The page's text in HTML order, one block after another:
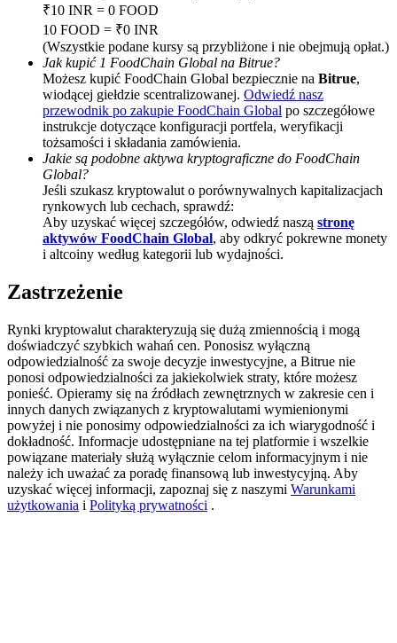
BTC Welcome Rewards
Deposit & Trade BTC to Share 25000 USDT prize pool!
Deposit CASHCAT & Win
Share 500000 CASHCAT prize pool
Exclusive for BitMart Users
Precious Metals Trading Carnival
Trade Gold & Silver · 33,333 USDT Bonus
USDT New User Exclusive 10% APR
₹10 INR = 0 FOOD
10 FOOD = ₹0 INR
(Wszystkie podane kursy są przybliżone i nie obejmują opłat.)
Jak kupić 1 FoodChain Global na Bitrue?
Możesz kupić FoodChain Global bezpiecznie na Bitrue,
wiodącej giełdzie scentralizowanej. Odwiedź nasz
przewodnik po zakupie FoodChain Global po szczegółowe
instrukcje dotyczące konfiguracji portfela, weryfikacji
tożsamości i składania zamówienia.
Jakie są podobne aktywa kryptograficzne do FoodChain
Global?
Jeśli szukasz kryptowalut o porównywalnych kapitalizacjach
rynkowych lub cechach, sprawdź:
Aby uzyskać więcej szczegółów, odwiedź naszą stronę
aktywów FoodChain Global, aby odkryć pokrewne monety
i altcoiny według kategorii lub wydajności.
Zastrzeżenie
Rynki kryptowalut charakteryzują się dużą zmiennością i mogą
doświadczyć szybkich wahań cen. Ponosisz wyłączną
odpowiedzialność za swoje decyzje inwestycyjne, a Bitrue nie
ponosi odpowiedzialności za jakiekolwiek straty, które możesz
ponieść. Opieramy się na źródłach zewnętrznych w zakresie cen i
innych danych związanych z kryptowalutami wymienionymi
powyżej i nie ponosimy odpowiedzialności za ich wiarygodność i
dokładność. Informacje udostępniane na tej platformie i wszelkie
powiązane materiały służą wyłącznie celom informacyjnym i nie
należy ich uważać za poradę finansową lub inwestycyjną. Aby
uzyskać więcej informacji, zapoznaj się z naszymi Warunkami
użytkowania i Polityką prywatności .